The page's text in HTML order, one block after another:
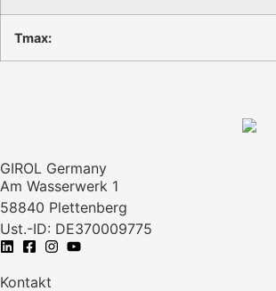
Tmax:
GIROL Germany
Am Wasserwerk 1
58840 Plettenberg
Ust.-ID: DE370009775
Kontakt